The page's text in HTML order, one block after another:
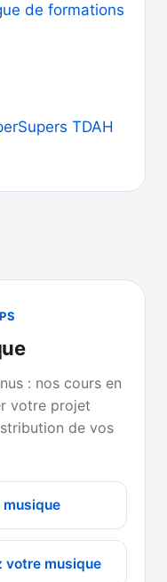
de formations
TDAH
: nos cours en
votre projet
de vos
votre musique